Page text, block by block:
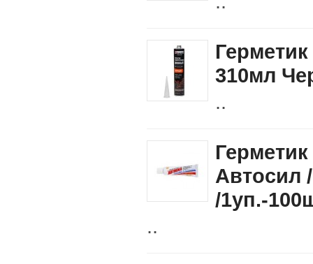
310мл
..
Автосил
/1уп.-
..